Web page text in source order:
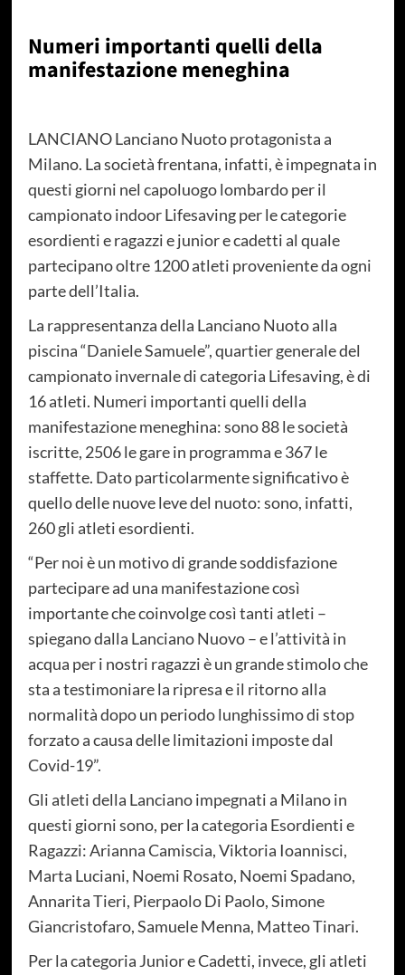
Numeri importanti quelli della
manifestazione meneghina
LANCIANO Lanciano Nuoto protagonista a
Milano. La società frentana, infatti, è impegnata in
questi giorni nel capoluogo lombardo per il
campionato indoor Lifesaving per le categorie
esordienti e ragazzi e junior e cadetti al quale
partecipano oltre 1200 atleti proveniente da ogni
parte dell’Italia.
La rappresentanza della Lanciano Nuoto alla
piscina “Daniele Samuele”, quartier generale del
campionato invernale di categoria Lifesaving, è di
16 atleti. Numeri importanti quelli della
manifestazione meneghina: sono 88 le società
iscritte, 2506 le gare in programma e 367 le
staffette. Dato particolarmente significativo è
quello delle nuove leve del nuoto: sono, infatti,
260 gli atleti esordienti.
“Per noi è un motivo di grande soddisfazione
partecipare ad una manifestazione così
importante che coinvolge così tanti atleti –
spiegano dalla Lanciano Nuovo – e l’attività in
acqua per i nostri ragazzi è un grande stimolo che
sta a testimoniare la ripresa e il ritorno alla
normalità dopo un periodo lunghissimo di stop
forzato a causa delle limitazioni imposte dal
Covid-19”.
Gli atleti della Lanciano impegnati a Milano in
questi giorni sono, per la categoria Esordienti e
Ragazzi: Arianna Camiscia, Viktoria Ioannisci,
Marta Luciani, Noemi Rosato, Noemi Spadano,
Annarita Tieri, Pierpaolo Di Paolo, Simone
Giancristofaro, Samuele Menna, Matteo Tinari.
Per la categoria Junior e Cadetti, invece, gli atleti